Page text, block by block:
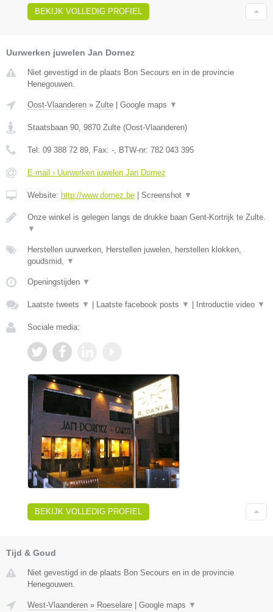
BEKIJK VOLLEDIG PROFIEL
Uurwerken juwelen Jan Dornez
Niet gevestigd in de plaats Bon Secours en in de provincie
Henegouwen.
Oost-Vlaanderen » Zulte Google maps ▼
Staatsbaan 90, 9870 Zulte (Oost-Vlaanderen)
Tel: 09 388 72 89, Fax: -, BTW-nr: 782 043 395
E-mail › Uurwerken juwelen Jan Dornez
Website: http://www.dornez.be Screenshot ▼
Onze winkel is gelegen langs de drukke baan Gent-Kortrijk te Zulte.
▼
Herstellen uurwerken, Herstellen juwelen, herstellen klokken,
goudsmid, ▼
Openingstijden ▼
Laatste tweets ▼ Laatste facebook posts ▼ Introductie video ▼
Sociale media:
BEKIJK VOLLEDIG PROFIEL
Tijd & Goud
Niet gevestigd in de plaats Bon Secours en in de provincie
Henegouwen.
West-Vlaanderen » Roeselare | Google maps ▼